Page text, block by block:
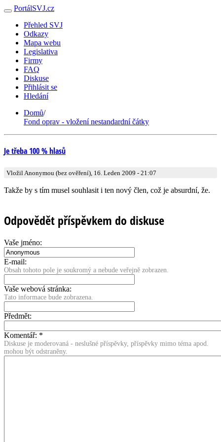
PortálSVJ.cz
Přehled SVJ
Odkazy
Mapa webu
Legislativa
Firmy
FAQ
Diskuse
Přihlásit se
Hledání
Domů/
Fond oprav - vložení nestandardní čátky
Je třeba 100 % hlasů
Vložil Anonymou (bez ověření), 16. Leden 2009 - 21:07
Takže by s tím musel souhlasit i ten nový člen, což je absurdní, že.
Odpovědět příspěvkem do diskuse
Vaše jméno:
E-mail:
Obsah tohoto pole je soukromý a nebude veřejně zobrazen.
Vaše webová stránka:
Tato informace bude zobrazena.
Předmět:
Komentář: *
Diskuse je moderovaná - neslušné příspěvky, příspěvky mimo téma apod.
mohou být odstraněny.